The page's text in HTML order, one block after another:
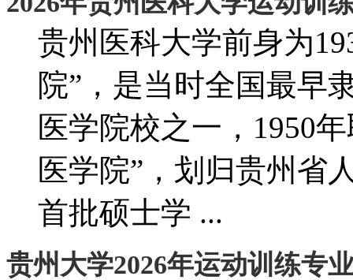
贵州医科大学前身为
院”，是当时全国最早
医学院校之一，1950
医学院”，划归贵州省
首批硕士学 ...
贵州大学2026年运动训练专